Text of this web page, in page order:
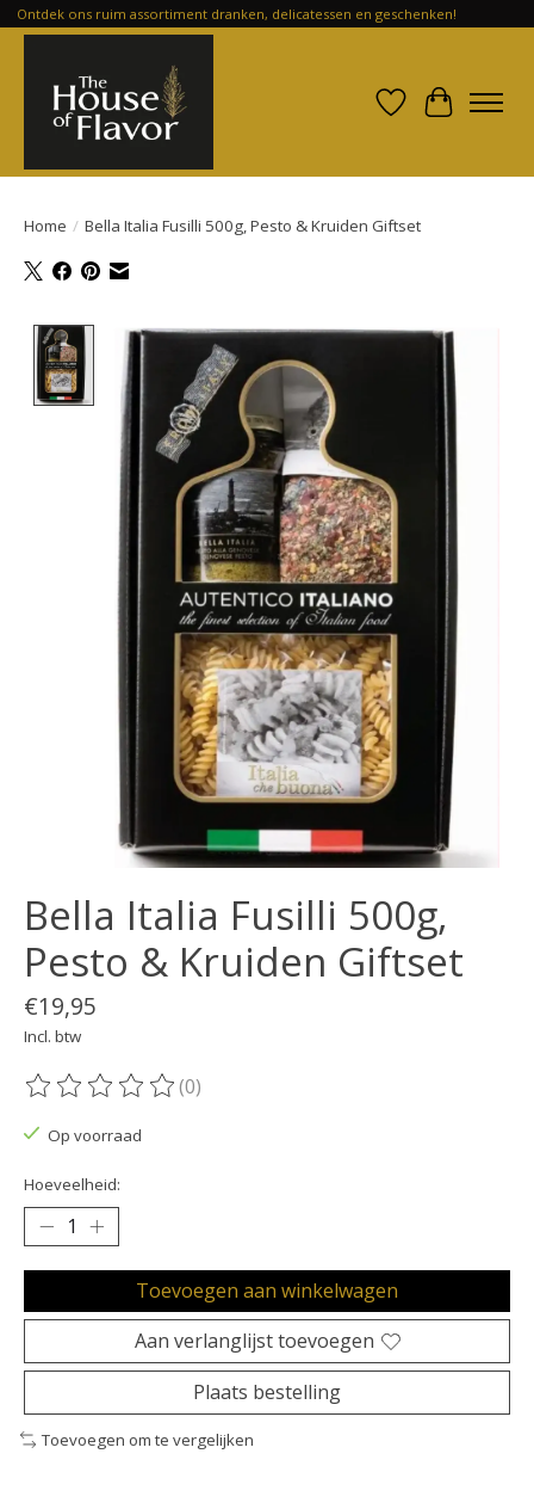
Ontdek ons ruim assortiment dranken, delicatessen en geschenken!
Verlanglijst
Home / Bella Italia Fusilli 500g, Pesto & Kruiden Giftset
Product image slideshow Items
Bella Italia Fusilli 500g,
Pesto & Kruiden Giftset
€19,95
Incl. btw
De beoordeling van dit product is
(0)
Op voorraad
Hoeveelheid:
Toevoegen aan winkelwagen
Aan verlanglijst toevoegen
Plaats bestelling
Toevoegen om te vergelijken